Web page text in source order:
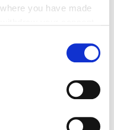
you have made
location
scanning it for